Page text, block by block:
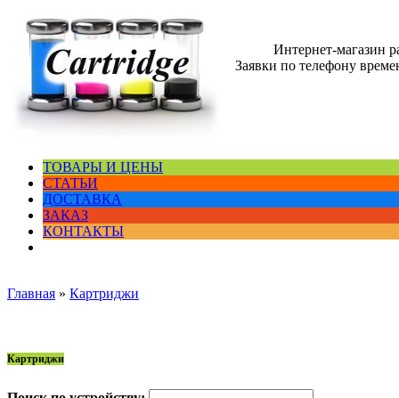
Интернет-магазин
Заявки по телефону
ТОВАРЫ И ЦЕНЫ
СТАТЬИ
ДОСТАВКА
ЗАКАЗ
КОНТАКТЫ
Главная » Картриджи
Картриджи